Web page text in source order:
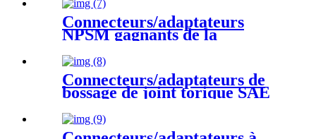
Connecteurs/adaptateurs
NPSM gagnants de la
hydraulique
Connecteurs/adaptateurs de
bossage de joint torique SAE
gagnant de la connexion
d'alimentation hydraulique